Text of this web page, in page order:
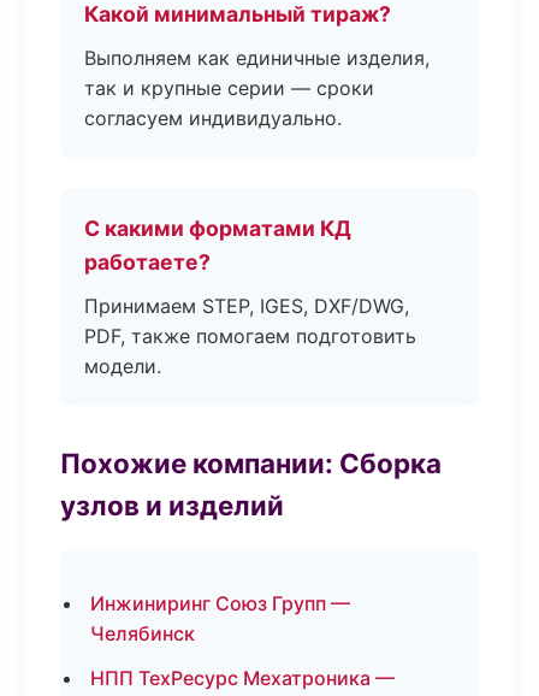
Какой минимальный тираж?
Выполняем как единичные изделия,
так и крупные серии — сроки
согласуем индивидуально.
С какими форматами КД
работаете?
Принимаем STEP, IGES, DXF/DWG,
PDF, также помогаем подготовить
модели.
Похожие компании: Сборка
узлов и изделий
Инжиниринг Союз Групп —
Челябинск
НПП ТехРесурс Мехатроника —